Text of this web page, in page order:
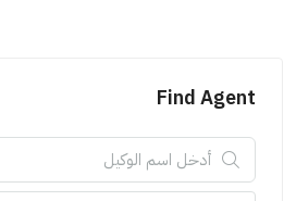
Find Agent